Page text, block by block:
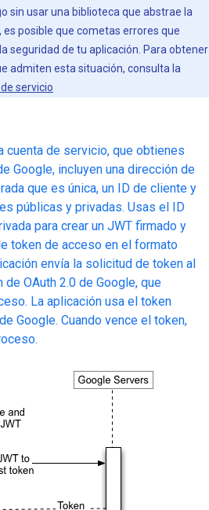
sin usar una biblioteca que abstrae la
posible que cometas errores que
seguridad de tu aplicación. Para obtener
admiten esta situación, consulta la
servicio
cuenta de servicio, que obtienes
Google, incluyen una dirección de
que es única, un ID de cliente y
públicas y privadas. Usas el ID
para crear un JWT firmado y
token de acceso en el formato
envía la solicitud de token al
OAuth 2.0 de Google, que
La aplicación usa el token
Google. Cuando vence el token,